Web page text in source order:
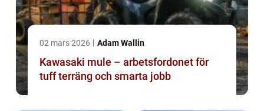
02 mars 2026 Adam Wallin
Kawasaki mule – arbetsfordonet för
tuff terräng och smarta jobb